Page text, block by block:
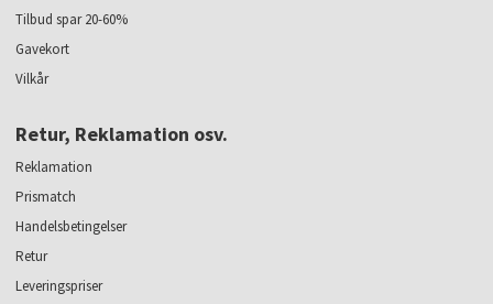
Tilbud spar 20-60%
Gavekort
Vilkår
Retur, Reklamation osv.
Reklamation
Prismatch
Handelsbetingelser
Retur
Leveringspriser